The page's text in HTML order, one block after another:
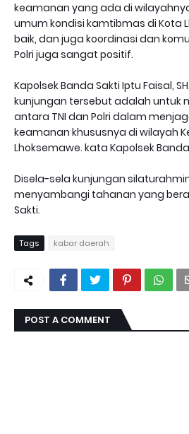
keamanan yang ada di
umum kondisi kamtibmas di Kota
baik, dan juga koordinasi dan
Polri juga sangat positif.
Kapolsek Banda Sakti Iptu Faisal,
kunjungan tersebut adalah untuk
antara TNI dan Polri dalam
keamanan khususnya di wilayah
Lhoksemawe. kata Kapolsek Banda
Disela-sela kunjungan
menyambangi tahanan yang
Sakti.
Tags kabar daerah
POST A COMMENT